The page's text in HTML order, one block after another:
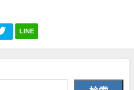
LINE